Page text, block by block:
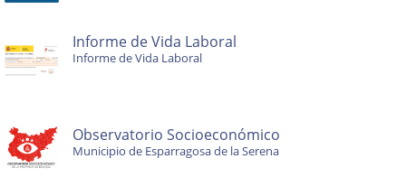
Informe de Vida Laboral
Informe de Vida Laboral
Observatorio Socioeconómico
Municipio de Esparragosa de la Serena